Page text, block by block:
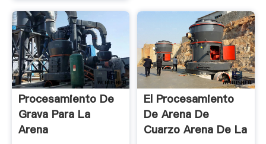
Procesamiento De
Grava Para La
Arena
El Procesamiento
De Arena De
Cuarzo Arena De La